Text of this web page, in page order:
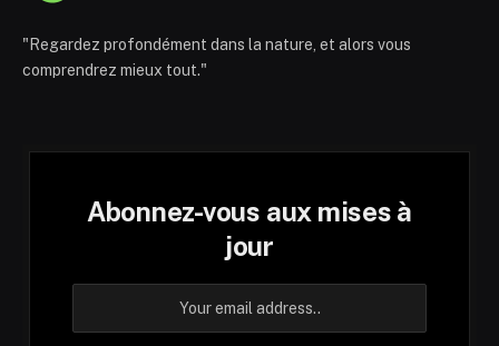
"Regardez profondément dans la nature, et alors vous
comprendrez mieux tout."
Abonnez-vous aux mises à
jour